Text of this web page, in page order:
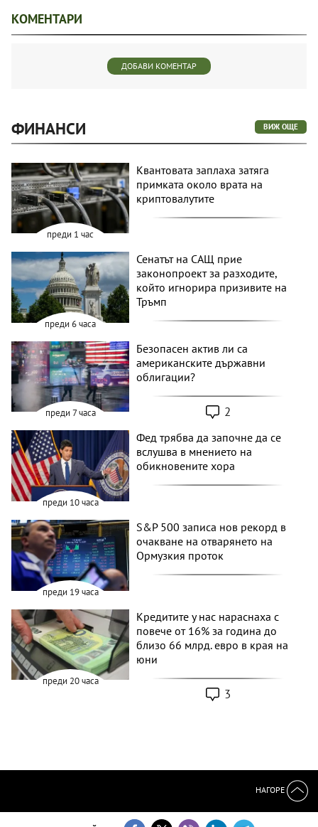
КОМЕНТАРИ
ДОБАВИ КОМЕНТАР
ФИНАНСИ ВИЖ ОЩЕ
преди 1 час
Квантовата заплаха затяга
примката около врата на
криптовалутите
преди 6 часа
Сенатът на САЩ прие
законопроект за разходите,
който игнорира призивите на
Тръмп
преди 7 часа
Безопасен актив ли са
американските държавни
облигации?
2
преди 10 часа
Фед трябва да започне да се
вслушва в мнението на
обикновените хора
преди 19 часа
S&P 500 записа нов рекорд в
очакване на отварянето на
Ормузкия проток
преди 20 часа
Кредитите у нас нараснаха с
повече от 16% за година до
близо 66 млрд. евро в края на
юни
3
НАГОРЕ